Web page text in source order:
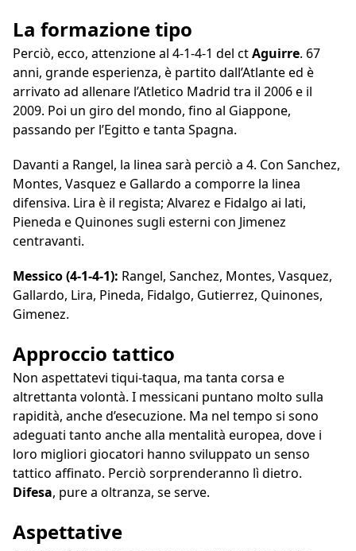
La formazione tipo
Perciò, ecco, attenzione al 4-1-4-1 del ctAguirre. 67
anni, grande esperienza, è partito dall’Atlante ed è
arrivato ad allenare l’Atletico Madrid tra il 2006 e il
2009. Poi un giro del mondo, fino al Giappone,
passando per l’Egitto e tanta Spagna.
Davanti a Rangel, la linea sarà perciò a 4. Con Sanchez,
Montes, Vasquez e Gallardo a comporre la linea
difensiva. Lira è il regista; Alvarez e Fidalgo ai lati,
Pieneda e Quinones sugli esterni con Jimenez
centravanti.
Messico (4-1-4-1): Rangel, Sanchez, Montes, Vasquez,
Gallardo, Lira, Pineda, Fidalgo, Gutierrez, Quinones,
Gimenez.
Approccio tattico
Non aspettatevi tiqui-taqua, ma tanta corsa e
altrettanta volontà. I messicani puntano molto sulla
rapidità, anche d’esecuzione. Ma nel tempo si sono
adeguati tanto anche alla mentalità europea, dove i
loro migliori giocatori hanno sviluppato un senso
tattico affinato. Perciò sorprenderanno lì dietro.
Difesa, pure a oltranza, se serve.
Aspettative